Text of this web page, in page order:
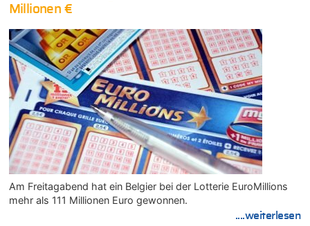
Millionen €
Am Freitagabend hat ein Belgier bei der Lotterie EuroMillions
mehr als 111 Millionen Euro gewonnen.
....weiterlesen